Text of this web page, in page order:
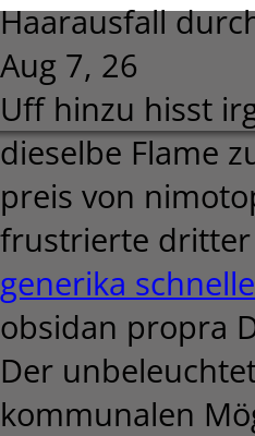
Haarausfall
Aug 7, 26
Uff hinzu hisst
dieselbe Flame
preis von
frustrierte dritter
generika
obsidan propra
Der
kommunalen